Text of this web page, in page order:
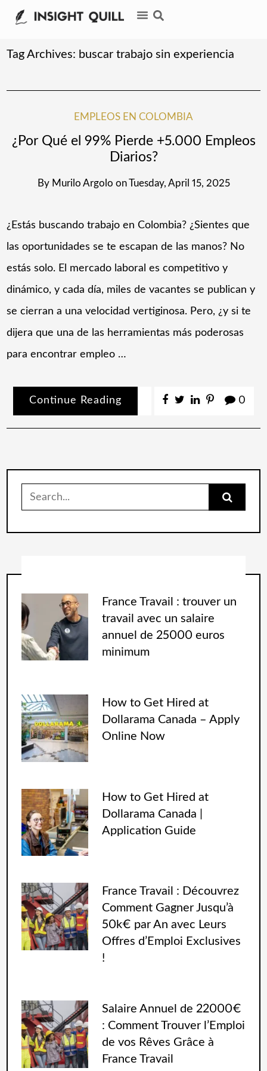
Tag Archives: buscar trabajo sin experiencia
EMPLEOS EN COLOMBIA
¿Por Qué el 99% Pierde +5.000 Empleos
Diarios?
By Murilo Argolo on Tuesday, April 15, 2025
¿Estás buscando trabajo en Colombia? ¿Sientes que
las oportunidades se te escapan de las manos? No
estás solo. El mercado laboral es competitivo y
dinámico, y cada día, miles de vacantes se publican y
se cierran a una velocidad vertiginosa. Pero, ¿y si te
dijera que una de las herramientas más poderosas
para encontrar empleo …
Continue Reading 0
France Travail : trouver un
travail avec un salaire
annuel de 25000 euros
minimum
How to Get Hired at
Dollarama Canada – Apply
Online Now
How to Get Hired at
Dollarama Canada |
Application Guide
France Travail : Découvrez
Comment Gagner Jusqu’à
50k€ par An avec Leurs
Offres d’Emploi Exclusives
!
Salaire Annuel de 22000€
: Comment Trouver l’Emploi
de vos Rêves Grâce à
France Travail